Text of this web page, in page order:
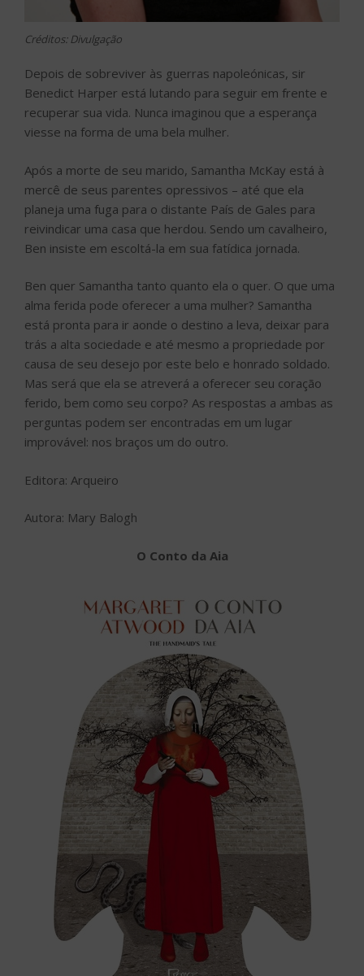
Créditos: Divulgação
Depois de sobreviver às guerras napoleónicas, sir
Benedict Harper está lutando para seguir em frente e
recuperar sua vida. Nunca imaginou que a esperança
viesse na forma de uma bela mulher.
Após a morte de seu marido, Samantha McKay está à
mercê de seus parentes opressivos – até que ela
planeja uma fuga para o distante País de Gales para
reivindicar uma casa que herdou. Sendo um cavalheiro,
Ben insiste em escoltá-la em sua fatídica jornada.
Ben quer Samantha tanto quanto ela o quer. O que uma
alma ferida pode oferecer a uma mulher? Samantha
está pronta para ir aonde o destino a leva, deixar para
trás a alta sociedade e até mesmo a propriedade por
causa de seu desejo por este belo e honrado soldado.
Mas será que ela se atreverá a oferecer seu coração
ferido, bem como seu corpo? As respostas a ambas as
perguntas podem ser encontradas em um lugar
improvável: nos braços um do outro.
Editora: Arqueiro
Autora: Mary Balogh
O Conto da Aia